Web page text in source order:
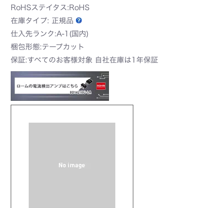
RoHSステイタス:RoHS
在庫タイプ: 正規品
仕入先ランク:A-1(国内)
梱包形態:テープカット
保証:すべてのお客様対象 自社在庫は1年保証